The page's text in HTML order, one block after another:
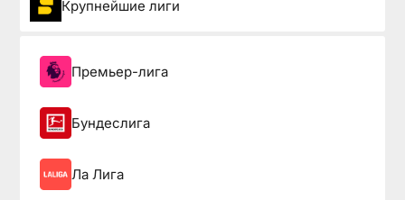
Крупнейшие лиги
Премьер-лига
Бундеслига
Ла Лига